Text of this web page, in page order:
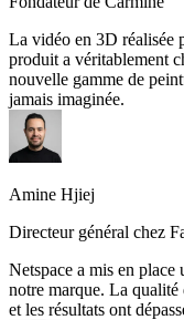
La vidéo en 3D réalisée
produit a véritablement
nouvelle gamme de
jamais imaginée.
Amine Hjiej
Directeur général chez
Netspace a mis en
notre marque. La
et les résultats ont